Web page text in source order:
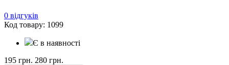
0 відгуків
Код товару: 1099
Є в наявності
195 грн. 280 грн.